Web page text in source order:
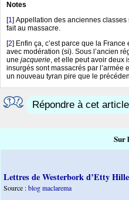
Notes
[1] Appellation des anciennes
fait au massacre.
[2] Enfin ça, c’est parce que la
avec modération (si). Sous l’ancien
une jacquerie, et elle peut avoir deux
insurgés sont massacrés par l’armée
un nouveau tyran pire que le
Répondre à cet article
Sur
Lettres de Westerbork d’Etty
Source :blog maclarema